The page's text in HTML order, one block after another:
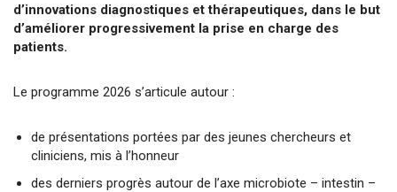
d’innovations diagnostiques et thérapeutiques, dans le but
d’améliorer progressivement la prise en charge des
patients.
Le programme 2026 s’articule autour :
de présentations portées par des jeunes chercheurs et
cliniciens, mis à l’honneur
des derniers progrès autour de l’axe microbiote – intestin –